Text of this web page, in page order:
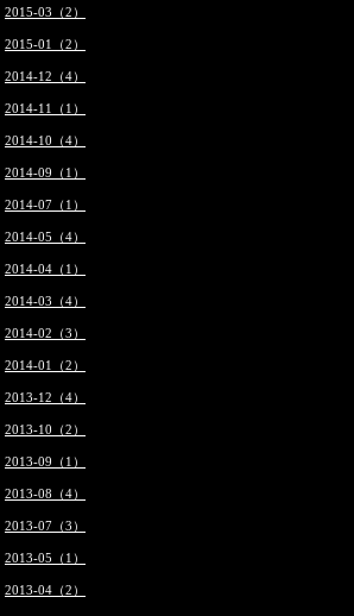
2015-03（2）
2015-01（2）
2014-12（4）
2014-11（1）
2014-10（4）
2014-09（1）
2014-07（1）
2014-05（4）
2014-04（1）
2014-03（4）
2014-02（3）
2014-01（2）
2013-12（4）
2013-10（2）
2013-09（1）
2013-08（4）
2013-07（3）
2013-05（1）
2013-04（2）